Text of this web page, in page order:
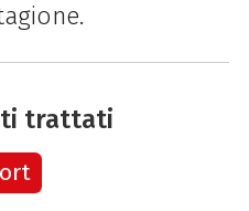
trattati